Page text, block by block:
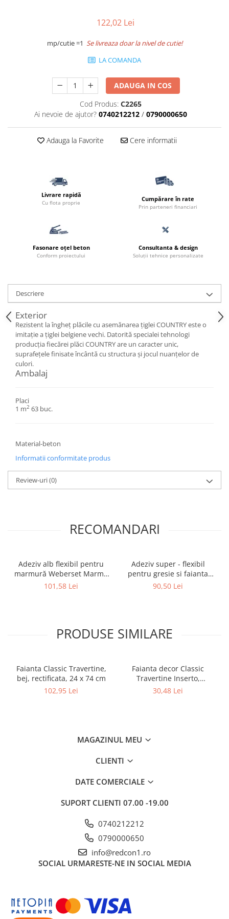
Vata minerala
Vata minerala bazaltica
Accesorii PVC
Vopsele
Vopsea lavabila pentru exterior
Pervaz geam piatra compozita
Placi ceramice de exterior
122,02 Lei
mp/cutie =1 Se livreaza doar la nivel de cutie!
LA COMANDA
ADAUGA IN COS
Cod Produs: C2265
Ai nevoie de ajutor? 0740212212 / 0790000650
Adauga la Favorite Cere informatii
Livrare rapidă
Cu flota proprie Cumpărare în rate
Prin parteneri financiari
Fasonare oțel beton
Conform proiectului
Consultanta & design
Soluții tehnice personalizate
Descriere
Exterior
Rezistent la îngheț plăcile cu asemănarea țiglei COUNTRY este o
imitație a țiglei belgiene vechi. Datorită specialei tehnologi
producția fiecărei plăci COUNTRY are un caracter unic,
suprafețele finisate încântă cu structura și jocul nuanțelor de
culori.
Ambalaj
Placi
1 m2 63 buc.
Material-beton
Informatii conformitate produs
Review-uri(0)
RECOMANDARI
Adeziv alb flexibil pentru
marmură Weberset Marmo
Plus, 25 kg
101,58 Lei
Adeziv super - flexibil
pentru gresie si faianta
Ceresit CM 17, interior /
90,50 Lei
PRODUSE SIMILARE
Faianta Classic Travertine,
bej, rectificata, 24 x 74 cm
102,95 Lei
Faianta decor Classic
Travertine Inserto,
rectificata, 24 x 74 cm
30,48 Lei
MAGAZINUL MEU
CLIENTI
DATE COMERCIALE
SUPORT CLIENTI 07.00 -19.00
0740212212
0790000650
info@redcon1.ro
SOCIAL URMARESTE-NE IN SOCIAL MEDIA